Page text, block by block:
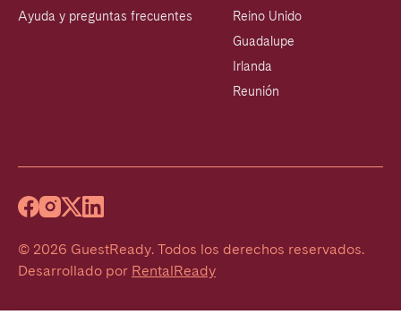
Ayuda y preguntas frecuentes
Reino Unido
Guadalupe
Irlanda
Reunión
© 2026 GuestReady. Todos los derechos reservados.
Desarrollado por RentalReady